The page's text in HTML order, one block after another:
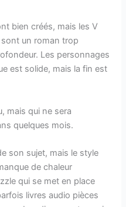
bien créés, mais les V
un roman trop
Les personnages
est solide, mais la fin est
mais qui ne sera
quelques mois.
son sujet, mais le style
de chaleur
qui se met en place
livres audio pièces